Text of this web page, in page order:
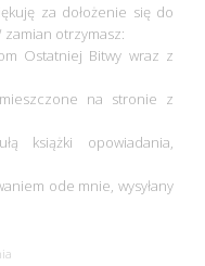
za dołożenie się do
zamian otrzymasz:
Ostatniej Bitwy wraz z
na stronie z
książki opowiadania,
ode mnie, wysyłany